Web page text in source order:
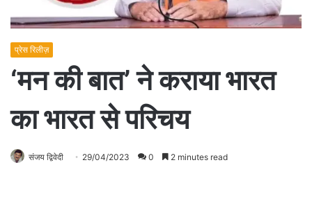
प्रेस रिलीज़
‘मन की बात’ ने कराया भारत
का भारत से परिचय
संजय द्विवेदी 29/04/2023 0 2 minutes read